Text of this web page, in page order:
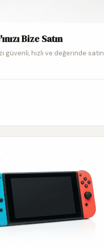
Bize Satın
güvenli, hızlı ve değerinde satın